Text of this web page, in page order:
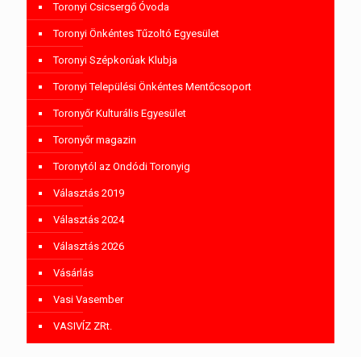
Toronyi Csicsergő Óvoda
Toronyi Önkéntes Tűzoltó Egyesület
Toronyi Szépkorúak Klubja
Toronyi Települési Önkéntes Mentőcsoport
Toronyőr Kulturális Egyesület
Toronyőr magazin
Toronytól az Ondódi Toronyig
Választás 2019
Választás 2024
Választás 2026
Vásárlás
Vasi Vasember
VASIVÍZ ZRt.